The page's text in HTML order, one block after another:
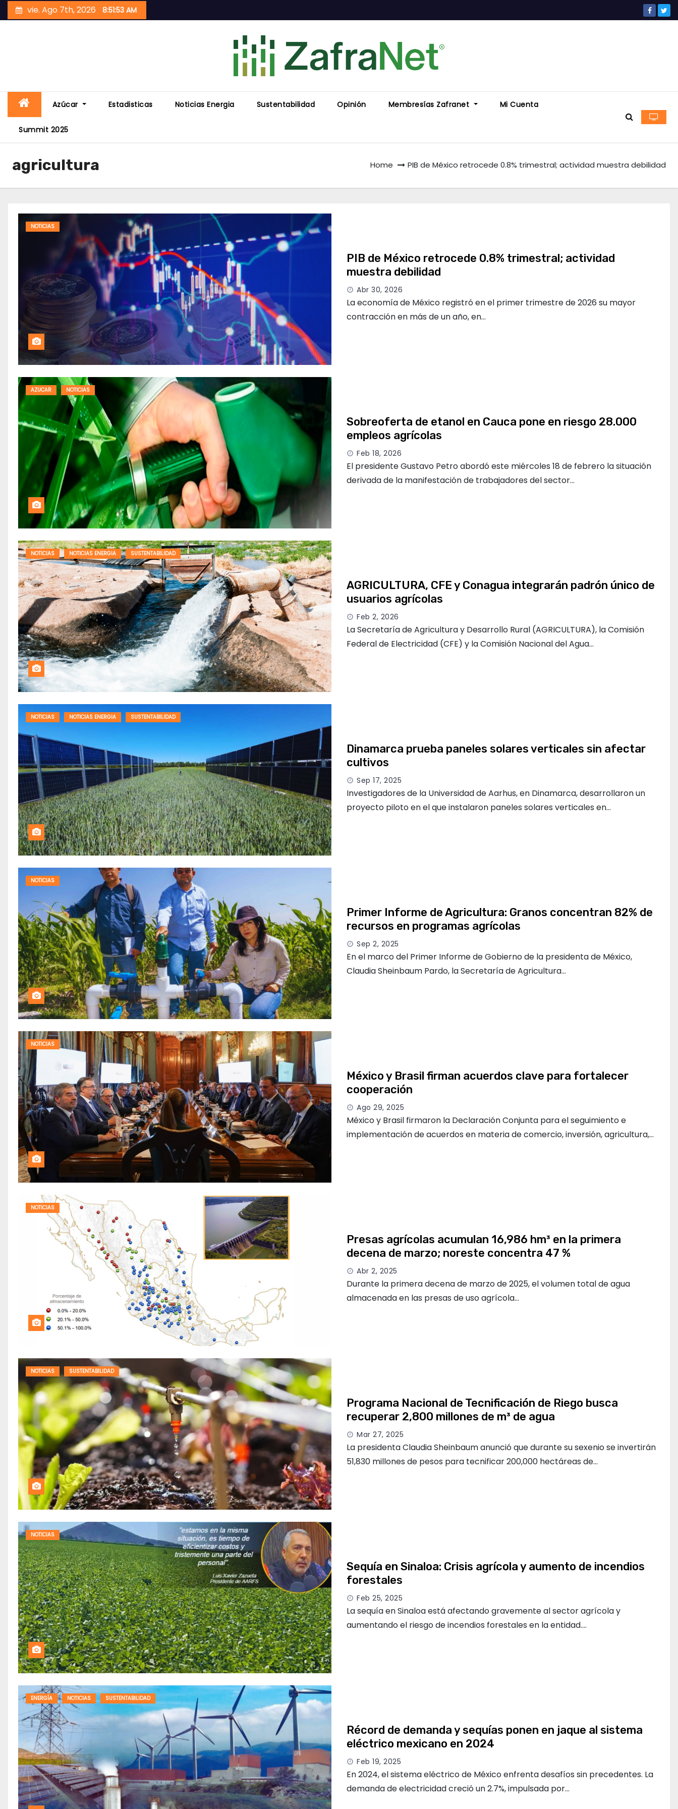
to
vie. Ago 7th, 2026 8:51:55 AM
Azúcar Estadisticas Noticias Energia Sustentabilidad Opinión Membresías Zafranet Mi Cuenta
Summit 2025
agricultura Home PIB de México retrocede 0.8% trimestral; actividad muestra debilidad
NOTICIAS
PIB de México retrocede 0.8% trimestral; actividad
muestra debilidad
Abr 30, 2026
La economía de México registró en el primer trimestre de 2026 su mayor
contracción en más de un año, en…
AZUCAR NOTICIAS
Sobreoferta de etanol en Cauca pone en riesgo 28.000
empleos agrícolas
Feb 18, 2026
El presidente Gustavo Petro abordó este miércoles 18 de febrero la situación
derivada de la manifestación de trabajadores del sector…
NOTICIAS NOTICIAS ENERGIA SUSTENTABILIDAD
AGRICULTURA, CFE y Conagua integrarán padrón único de
usuarios agrícolas
Feb 2, 2026
La Secretaría de Agricultura y Desarrollo Rural (AGRICULTURA), la Comisión
Federal de Electricidad (CFE) y la Comisión Nacional del Agua…
NOTICIAS NOTICIAS ENERGIA SUSTENTABILIDAD
Dinamarca prueba paneles solares verticales sin afectar
cultivos
Sep 17, 2025
Investigadores de la Universidad de Aarhus, en Dinamarca, desarrollaron un
proyecto piloto en el que instalaron paneles solares verticales en…
NOTICIAS
Primer Informe de Agricultura: Granos concentran 82% de
recursos en programas agrícolas
Sep 2, 2025
En el marco del Primer Informe de Gobierno de la presidenta de México,
Claudia Sheinbaum Pardo, la Secretaría de Agricultura…
NOTICIAS
México y Brasil firman acuerdos clave para fortalecer
cooperación
Ago 29, 2025
México y Brasil firmaron la Declaración Conjunta para el seguimiento e
implementación de acuerdos en materia de comercio, inversión, agricultura,…
NOTICIAS
Presas agrícolas acumulan 16,986 hm³ en la primera
decena de marzo; noreste concentra 47 %
Abr 2, 2025
Durante la primera decena de marzo de 2025, el volumen total de agua
almacenada en las presas de uso agrícola…
NOTICIAS SUSTENTABILIDAD
Programa Nacional de Tecnificación de Riego busca
recuperar 2,800 millones de m³ de agua
Mar 27, 2025
La presidenta Claudia Sheinbaum anunció que durante su sexenio se invertirán
51,830 millones de pesos para tecnificar 200,000 hectáreas de…
NOTICIAS
Sequía en Sinaloa: Crisis agrícola y aumento de incendios
forestales
Feb 25, 2025
La sequía en Sinaloa está afectando gravemente al sector agrícola y
aumentando el riesgo de incendios forestales en la entidad.…
ENERGÍA NOTICIAS SUSTENTABILIDAD
Récord de demanda y sequías ponen en jaque al sistema
eléctrico mexicano en 2024
Feb 19, 2025
En 2024, el sistema eléctrico de México enfrenta desafíos sin precedentes. La
demanda de electricidad creció un 2.7%, impulsada por…